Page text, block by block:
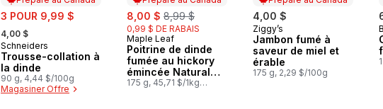
sale:
3 POUR 9,99 $
, formerly:
4,00 $
Préparé au Canada
Schneiders
Trousse-collation à
la dinde
90 g, 4,44 $/100g
Magasiner Offre
sale:
8,00 $ , formerly:
8,99 $
0,99 $ DE RABAIS
Préparé au Canada
Maple Leaf
Poitrine de dinde
fumée au hickory
émincée Natural
Selections
175 g, 45,71 $/1kg
4,00 $
Préparé au Canada
Ziggy’s
Jambon fumé à
saveur de miel et
érable
175 g, 2,29 $/100g